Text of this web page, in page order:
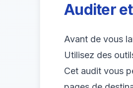
Auditer
Avant de vous
Utilisez des
Cet audit vous